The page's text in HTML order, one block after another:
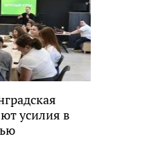
усилия в